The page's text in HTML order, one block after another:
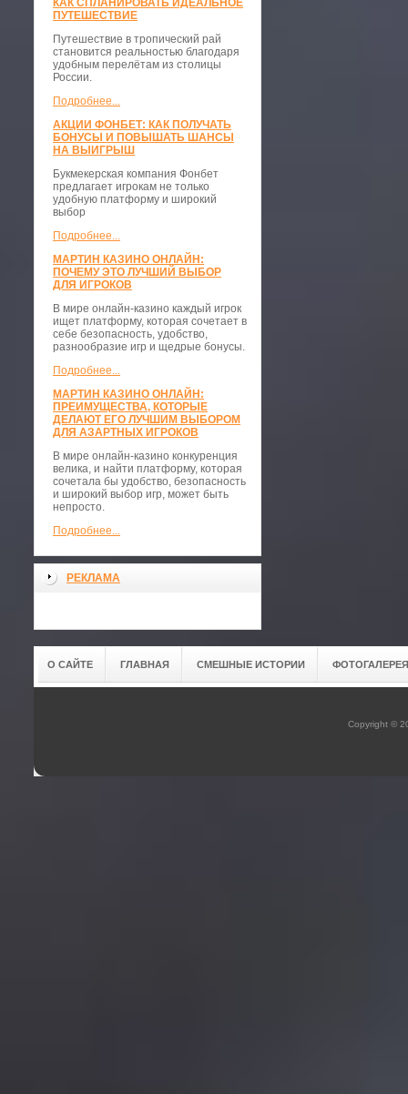
КАК СПЛАНИРОВАТЬ ИДЕАЛЬНОЕ
ПУТЕШЕСТВИЕ
Путешествие в тропический рай
становится реальностью благодаря
удобным перелётам из столицы
России.
Подробнее...
АКЦИИ ФОНБЕТ: КАК ПОЛУЧАТЬ
БОНУСЫ И ПОВЫШАТЬ ШАНСЫ
НА ВЫИГРЫШ
Букмекерская компания Фонбет
предлагает игрокам не только
удобную платформу и широкий
выбор
Подробнее...
МАРТИН КАЗИНО ОНЛАЙН:
ПОЧЕМУ ЭТО ЛУЧШИЙ ВЫБОР
ДЛЯ ИГРОКОВ
В мире онлайн-казино каждый игрок
ищет платформу, которая сочетает в
себе безопасность, удобство,
разнообразие игр и щедрые бонусы.
Подробнее...
МАРТИН КАЗИНО ОНЛАЙН:
ПРЕИМУЩЕСТВА, КОТОРЫЕ
ДЕЛАЮТ ЕГО ЛУЧШИМ ВЫБОРОМ
ДЛЯ АЗАРТНЫХ ИГРОКОВ
В мире онлайн-казино конкуренция
велика, и найти платформу, которая
сочетала бы удобство, безопасность
и широкий выбор игр, может быть
непросто.
Подробнее...
РЕКЛАМА
О САЙТЕ ГЛАВНАЯ СМЕШНЫЕ ИСТОРИИ ФОТОГАЛЕРЕЯ
Copyright ©